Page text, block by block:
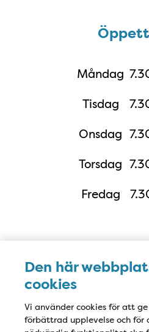
Den här
cookies
Vi använder cookies för att
förbättrad upplevelse och för
Måndag
Tisdag
Onsdag
Torsdag
Fredag
Karta